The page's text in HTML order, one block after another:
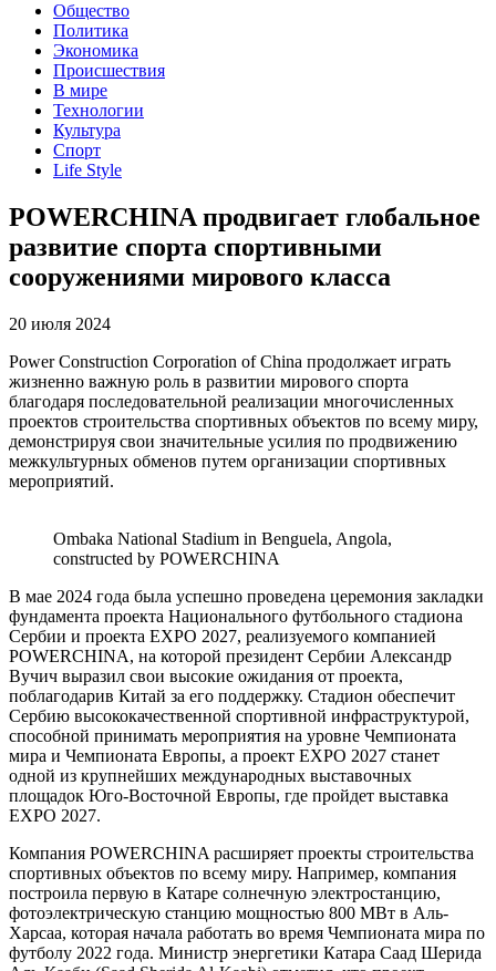
Общество
Политика
Экономика
Происшествия
В мире
Технологии
Культура
Спорт
Life Style
POWERCHINA продвигает глобальное
развитие спорта спортивными
сооружениями мирового класса
20 июля 2024
Power Construction Corporation of China продолжает играть
жизненно важную роль в развитии мирового спорта
благодаря последовательной реализации многочисленных
проектов строительства спортивных объектов по всему миру,
демонстрируя свои значительные усилия по продвижению
межкультурных обменов путем организации спортивных
мероприятий.
Ombaka National Stadium in Benguela, Angola,
constructed by POWERCHINA
В мае 2024 года была успешно проведена церемония закладки
фундамента проекта Национального футбольного стадиона
Сербии и проекта EXPO 2027, реализуемого компанией
POWERCHINA, на которой президент Сербии Александр
Вучич выразил свои высокие ожидания от проекта,
поблагодарив Китай за его поддержку. Стадион обеспечит
Сербию высококачественной спортивной инфраструктурой,
способной принимать мероприятия на уровне Чемпионата
мира и Чемпионата Европы, а проект EXPO 2027 станет
одной из крупнейших международных выставочных
площадок Юго-Восточной Европы, где пройдет выставка
EXPO 2027.
Компания POWERCHINA расширяет проекты строительства
спортивных объектов по всему миру. Например, компания
построила первую в Катаре солнечную электростанцию,
фотоэлектрическую станцию мощностью 800 МВт в Аль-
Харсаа, которая начала работать во время Чемпионата мира по
футболу 2022 года. Министр энергетики Катара Саад Шерида